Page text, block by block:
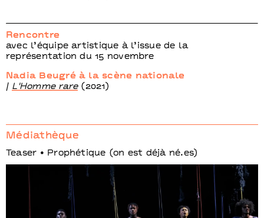
Rencontre
avec l’équipe artistique à l’issue de la
représentation du 15 novembre
Nadia Beugré à la scène nationale
/ L'Homme rare(2021)
Médiathèque
Teaser • Prophétique (on est déjà né.es)